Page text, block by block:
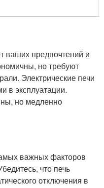
ваших предпочтений и
но требуют
Электрические печи
в эксплуатации.
но медленно
важных факторов
что печь
отключения в